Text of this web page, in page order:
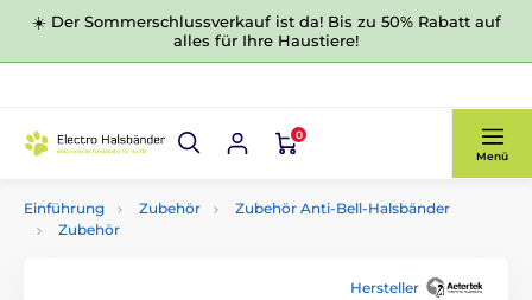
☀️ Der Sommerschlussverkauf ist da! Bis zu 50% Rabatt auf
alles für Ihre Haustiere!
0
Menü
Einführung Zubehör
Zubehör Anti-Bell-Halsbänder
Zubehör
Hersteller